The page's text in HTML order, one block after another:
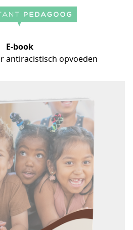
E-book
antiracistisch opvoeden